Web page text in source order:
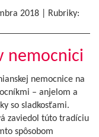
2018
Rubriky:
nemocnici
nemocnice na
– anjelom a
so sladkosťami.
zaviedol túto tradíciu
spôsobom